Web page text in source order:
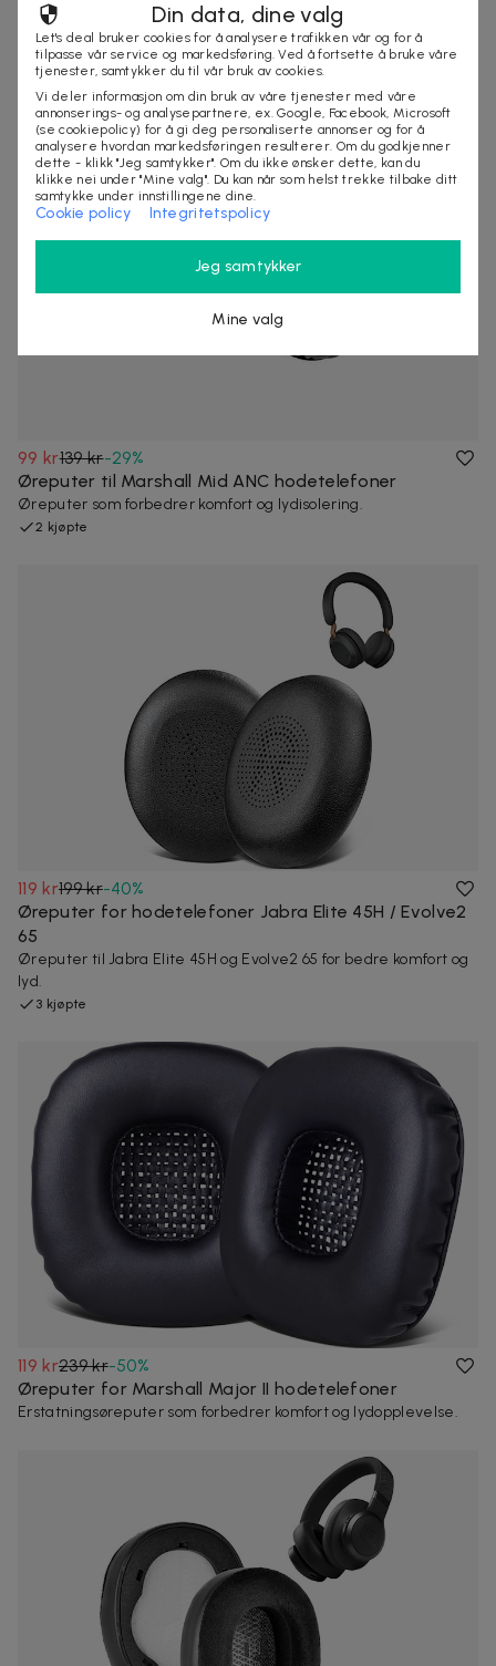
159 kr229 kr-31%
Bluetoothadapter til TV, bilstereo og datamaskin
Gjør eldre enheter trådløse.
99 kr139 kr-29%
Øreputer til Marshall Mid ANC hodetelefoner
Øreputer som forbedrer komfort og lydisolering.
2 kjøpte
119 kr199 kr-40%
Øreputer for hodetelefoner Jabra Elite 45H / Evolve2
65
Øreputer til Jabra Elite 45H og Evolve2 65 for bedre komfort og
lyd.
3 kjøpte
119 kr239 kr-50%
Øreputer for Marshall Major II hodetelefoner
Erstatningsøreputer som forbedrer komfort og lydopplevelse.
Din data, dine valg
Let's deal bruker cookies for å analysere trafikken vår og for å
tilpasse vår service og markedsføring. Ved å fortsette å bruke våre
tjenester, samtykker du til vår bruk av cookies.
Vi deler informasjon om din bruk av våre tjenester med våre
annonserings- og analysepartnere, ex. Google, Facebook, Microsoft
(se cookiepolicy) for å gi deg personaliserte annonser og for å
analysere hvordan markedsføringen resulterer. Om du godkjenner
dette - klikk "Jeg samtykker". Om du ikke ønsker dette, kan du
klikke nei under "Mine valg". Du kan når som helst trekke tilbake ditt
samtykke under innstillingene dine.
Cookie policy Integritetspolicy
Jeg samtykker
Mine valg